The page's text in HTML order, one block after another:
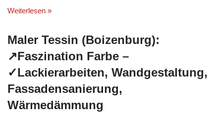
Weiterlesen »
Maler Tessin (Boizenburg):
↗️Faszination Farbe –
✓Lackierarbeiten, Wandgestaltung,
Fassadensanierung,
Wärmedämmung